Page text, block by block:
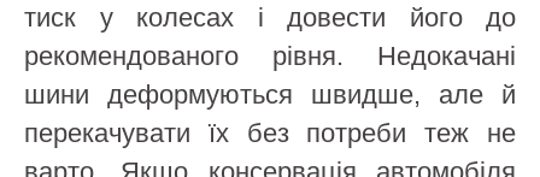
тиск у колесах і довести його до
рекомендованого рівня. Недокачані
шини деформуються швидше, але й
перекачувати їх без потреби теж не